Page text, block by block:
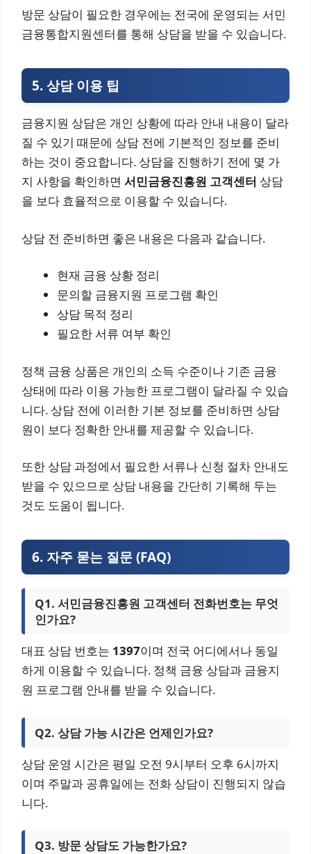
방문 상담이 필요한 경우에는 전국에 운영되는 서민
금융통합지원센터를 통해 상담을 받을 수 있습니다.
5. 상담 이용 팁
금융지원 상담은 개인 상황에 따라 안내 내용이 달라
질 수 있기 때문에 상담 전에 기본적인 정보를 준비
하는 것이 중요합니다. 상담을 진행하기 전에 몇 가
지 사항을 확인하면 서민금융진흥원 고객센터 상담
을 보다 효율적으로 이용할 수 있습니다.
상담 전 준비하면 좋은 내용은 다음과 같습니다.
현재 금융 상황 정리
문의할 금융지원 프로그램 확인
상담 목적 정리
필요한 서류 여부 확인
정책 금융 상품은 개인의 소득 수준이나 기존 금융
상태에 따라 이용 가능한 프로그램이 달라질 수 있습
니다. 상담 전에 이러한 기본 정보를 준비하면 상담
원이 보다 정확한 안내를 제공할 수 있습니다.
또한 상담 과정에서 필요한 서류나 신청 절차 안내도
받을 수 있으므로 상담 내용을 간단히 기록해 두는
것도 도움이 됩니다.
6. 자주 묻는 질문 (FAQ)
Q1. 서민금융진흥원 고객센터 전화번호는 무엇
인가요?
대표 상담 번호는 1397이며 전국 어디에서나 동일
하게 이용할 수 있습니다. 정책 금융 상담과 금융지
원 프로그램 안내를 받을 수 있습니다.
Q2. 상담 가능 시간은 언제인가요?
상담 운영 시간은 평일 오전 9시부터 오후 6시까지
이며 주말과 공휴일에는 전화 상담이 진행되지 않습
니다.
Q3. 방문 상담도 가능한가요?